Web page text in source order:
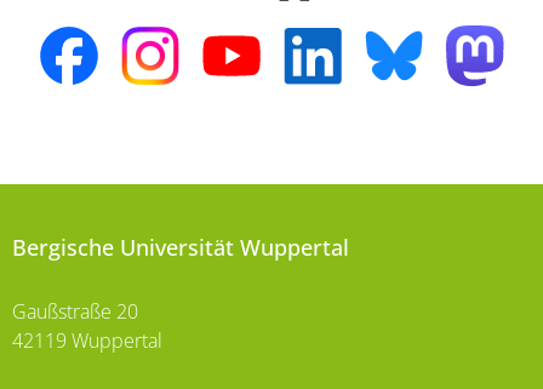
Bergische Universität Wuppertal
Gaußstraße 20
42119 Wuppertal